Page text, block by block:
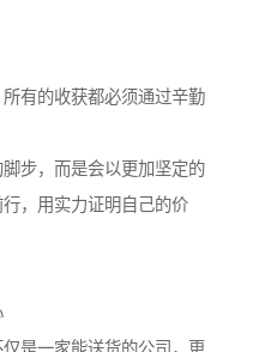
有的收获都必须通过辛勤
步，而是会以更加坚定的
，用实力证明自己的价
是一家能送货的公司，更